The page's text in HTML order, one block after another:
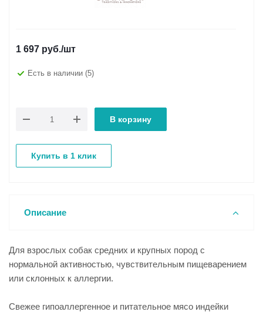
1 697 руб./шт
Есть в наличии (5)
В корзину
Купить в 1 клик
Описание
Для взрослых собак средних и крупных пород с
нормальной активностью, чувствительным пищеварением
или склонных к аллергии.
Свежее гипоаллергенное и питательное мясо индейки